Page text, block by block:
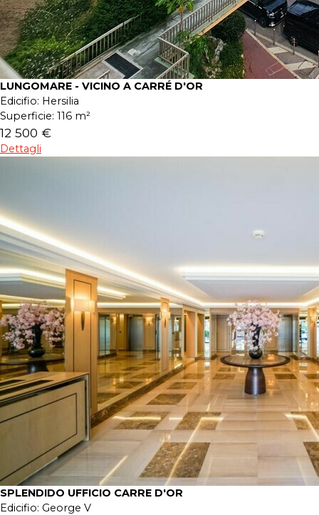
LUNGOMARE - VICINO A CARRÉ D'OR
Edicifio: Hersilia
Superficie: 116 m²
12 500 €
Dettagli
SPLENDIDO UFFICIO CARRE D'OR
Edicifio: George V